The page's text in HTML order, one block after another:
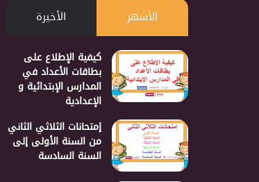
الأشهر الأخيرة
كيفية الإطلاع على
بطاقات الأعداد في
المدارس الإبتدائية و
الإعدادية
إمتحانات الثلاثي الثاني
من السنة الأولى إلى
السنة السادسة